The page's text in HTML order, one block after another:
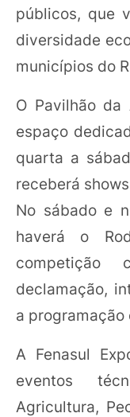
públicos, que
diversidade
municípios do
O Pavilhão da
espaço
quarta a
receberá
No sábado e
haverá o
competição
declamação,
a
A Fenasul
eventos
Agricultura,